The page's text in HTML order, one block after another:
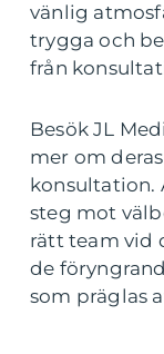
vänlig
trygga och
från
Besök JL
mer om
konsultation.
steg mot
rätt team vid
de
som präglas